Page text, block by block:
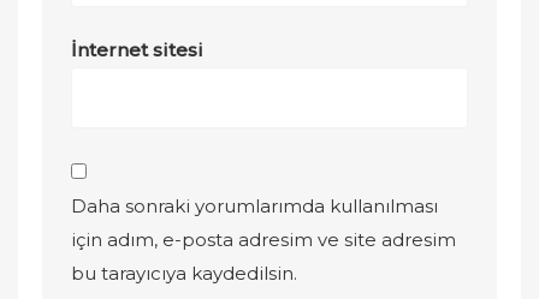
İnternet sitesi
Daha sonraki yorumlarımda kullanılması
için adım, e-posta adresim ve site adresim
bu tarayıcıya kaydedilsin.